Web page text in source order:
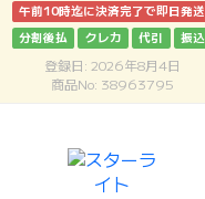
午前10時迄に決済完了で即日発送
分割後払
クレカ 代引 振込
登録日: 2026年8月4日
商品No: 38963795